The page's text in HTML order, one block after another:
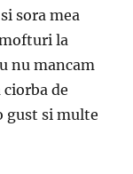
sora mea
la
nu mancam
de
gust si multe